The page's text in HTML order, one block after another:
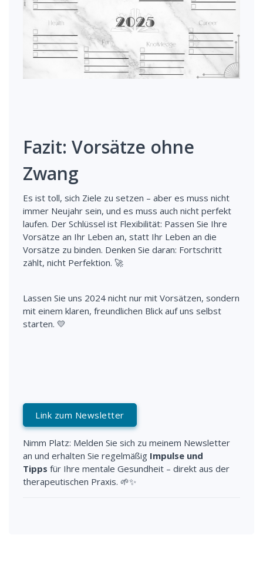
Fazit: Vorsätze ohne
Zwang
Es ist toll, sich Ziele zu setzen – aber es muss nicht
immer Neujahr sein, und es muss auch nicht perfekt
laufen. Der Schlüssel ist Flexibilität: Passen Sie Ihre
Vorsätze an Ihr Leben an, statt Ihr Leben an die
Vorsätze zu binden. Denken Sie daran: Fortschritt
zählt, nicht Perfektion. 🚀
Lassen Sie uns 2024 nicht nur mit Vorsätzen, sondern
mit einem klaren, freundlichen Blick auf uns selbst
starten. 💛
Link zum Newsletter
Nimm Platz: Melden Sie sich zu meinem Newsletter
an und erhalten Sie regelmäßig Impulse und
Tipps für Ihre mentale Gesundheit – direkt aus der
therapeutischen Praxis. 🌱✨